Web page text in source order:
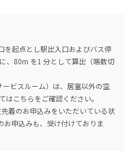
を起点とし駅出入口およびバス停
、80m を1 分として算出（端数切
ビスルーム）は、居室以外の空
はこちらをご確認ください。
着のお申込みをいただいている状
お申込みも、受け付けておりま